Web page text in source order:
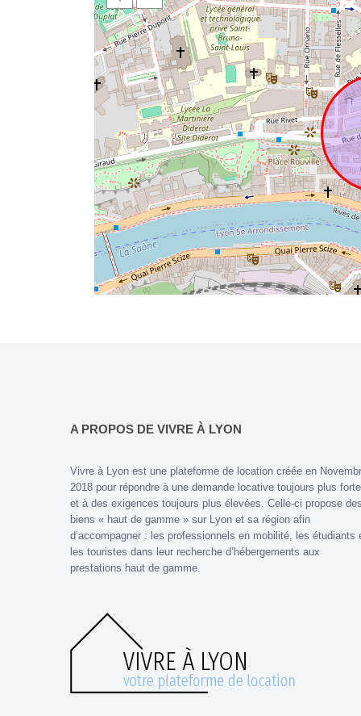
A PROPOS DE VIVRE À LYON
Vivre à Lyon est une plateforme de location créée en
2018 pour répondre à une demande locative toujours plus forte
et à des exigences toujours plus élevées. Celle-ci propose des
biens « haut de gamme » sur Lyon et sa région afin
d’accompagner : les professionnels en mobilité, les étudiants
les touristes dans leur recherche d’hébergements aux
prestations haut de gamme.